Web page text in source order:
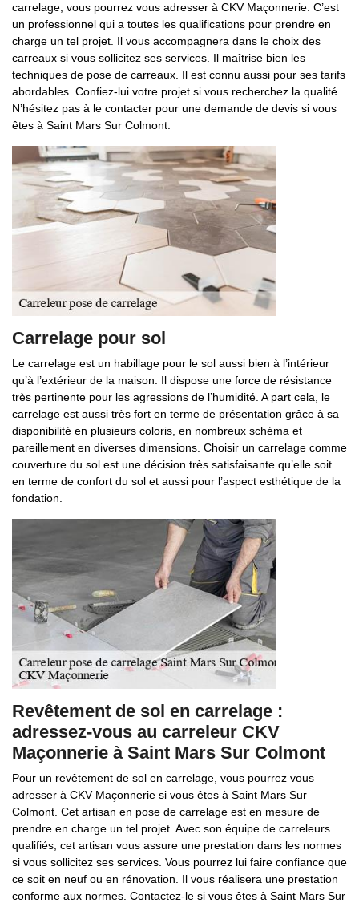
carrelage, vous pourrez vous adresser à CKV Maçonnerie. C’est
un professionnel qui a toutes les qualifications pour prendre en
charge un tel projet. Il vous accompagnera dans le choix des
carreaux si vous sollicitez ses services. Il maîtrise bien les
techniques de pose de carreaux. Il est connu aussi pour ses tarifs
abordables. Confiez-lui votre projet si vous recherchez la qualité.
N’hésitez pas à le contacter pour une demande de devis si vous
êtes à Saint Mars Sur Colmont.
Carrelage pour sol
Le carrelage est un habillage pour le sol aussi bien à l’intérieur
qu’à l’extérieur de la maison. Il dispose une force de résistance
très pertinente pour les agressions de l’humidité. A part cela, le
carrelage est aussi très fort en terme de présentation grâce à sa
disponibilité en plusieurs coloris, en nombreux schéma et
pareillement en diverses dimensions. Choisir un carrelage comme
couverture du sol est une décision très satisfaisante qu’elle soit
en terme de confort du sol et aussi pour l’aspect esthétique de la
fondation.
Revêtement de sol en carrelage :
adressez-vous au carreleur CKV
Maçonnerie à Saint Mars Sur Colmont
Pour un revêtement de sol en carrelage, vous pourrez vous
adresser à CKV Maçonnerie si vous êtes à Saint Mars Sur
Colmont. Cet artisan en pose de carrelage est en mesure de
prendre en charge un tel projet. Avec son équipe de carreleurs
qualifiés, cet artisan vous assure une prestation dans les normes
si vous sollicitez ses services. Vous pourrez lui faire confiance que
ce soit en neuf ou en rénovation. Il vous réalisera une prestation
conforme aux normes. Contactez-le si vous êtes à Saint Mars Sur